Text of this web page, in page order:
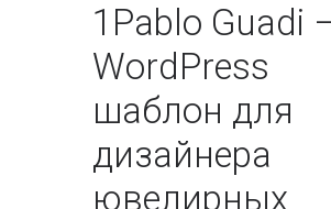
1 Pablo Guadi
WordPress
шаблон для
дизайнера
ювелирных